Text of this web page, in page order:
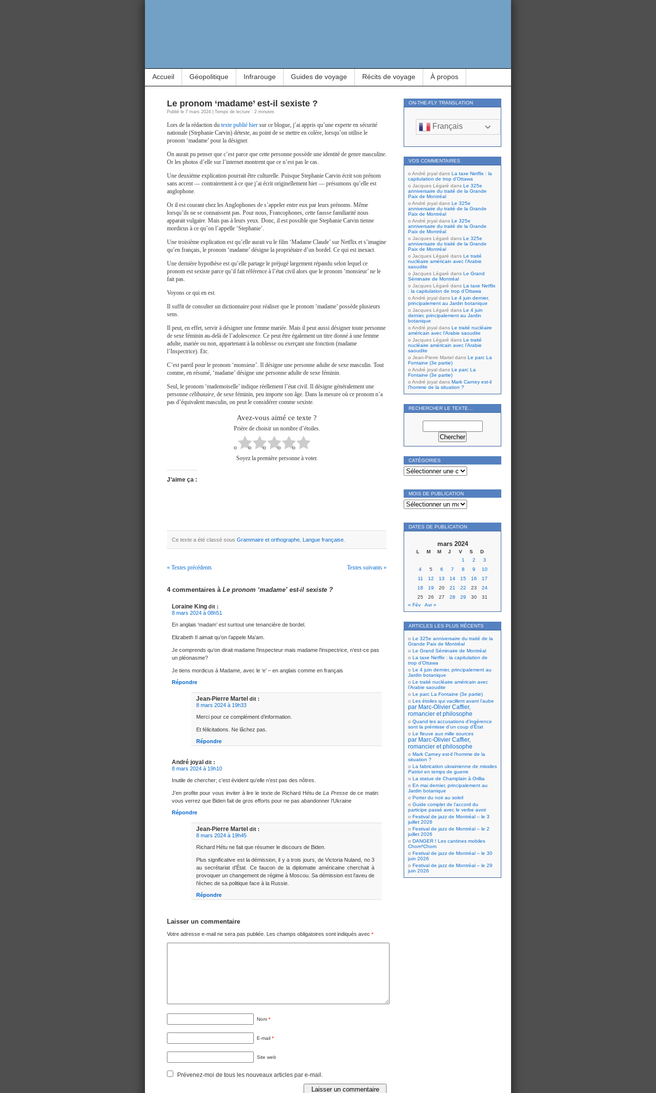
Accueil Géopolitique Infrarouge Guides de voyage Récits de voyage À propos
Le pronom ‘madame’ est-il sexiste ?
Publié le 7 mars 2024 | Temps de lecture : 2 minutes
Lors de la rédaction du texte publié hier sur ce blogue, j’ai appris qu’une experte en sécurité
nationale (Stephanie Carvin) déteste, au point de se mettre en colère, lorsqu’on utilise le
pronom ‘madame’ pour la désigner.
On aurait pu penser que c’est parce que cette personne possède une identité de genre masculine.
Or les photos d’elle sur l’internet montrent que ce n’est pas le cas.
Une deuxième explication pourrait être culturelle. Puisque Stephanie Carvin écrit son prénom
sans accent — contrairement à ce que j’ai écrit originellement hier — présumons qu’elle est
anglophone.
Or il est courant chez les Anglophones de s’appeler entre eux par leurs prénoms. Même
lorsqu’ils ne se connaissent pas. Pour nous, Francophones, cette fausse familiarité nous
apparait vulgaire. Mais pas à leurs yeux. Donc, il est possible que Stephanie Carvin tienne
mordicus à ce qu’on l’appelle ‘Stephanie’.
Une troisième explication est qu’elle aurait vu le film ‘Madame Claude’ sur Netflix et s’imagine
qu’en français, le pronom ‘madame’ désigne la propriétaire d’un bordel. Ce qui est inexact.
Une dernière hypothèse est qu’elle partage le préjugé largement répandu selon lequel ce
pronom est sexiste parce qu’il fait référence à l’état civil alors que le pronom ‘monsieur’ ne le
fait pas.
Voyons ce qui en est.
Il suffit de consulter un dictionnaire pour réaliser que le pronom ‘madame’ possède plusieurs
sens.
Il peut, en effet, servir à désigner une femme mariée. Mais il peut aussi désigner toute personne
de sexe féminin au-delà de l’adolescence. Ce peut être également un titre donné à une femme
adulte, mariée ou non, appartenant à la noblesse ou exerçant une fonction (madame
l’Inspectrice). Etc.
C’est pareil pour le pronom ‘monsieur’. Il désigne une personne adulte de sexe masculin. Tout
comme, en résumé, ‘madame’ désigne une personne adulte de sexe féminin.
Seul, le pronom ‘mademoiselle’ indique réellement l’état civil. Il désigne généralement une
personne célibataire, de sexe féminin, peu importe son âge. Dans la mesure où ce pronom n’a
pas d’équivalent masculin, on peut le considérer comme sexiste.
Avez-vous aimé ce texte ?
Prière de choisir un nombre d’étoiles.
Soyez la première personne à voter.
J’aime ça :
Ce texte a été classé sous Grammaire et orthographe Langue française
« Textes précédents Textes suivants »
4 commentaires à Le pronom ‘madame’ est-il sexiste ?
Loraine King dit :
8 mars 2024 à 08h51
En anglais ‘madam’ est surtout une tenancière de bordel.
Elizabeth II aimait qu’on l’appele Ma’am.
Je comprends qu’on dirait madame l’inspecteur mais madame l’inspectrice, n’est-ce pas
un pléonasme?
Je tiens mordicus à Madame, avec le ‘e’ – en anglais comme en français
Répondre
Jean-Pierre Martel dit :
8 mars 2024 à 19h33
Merci pour ce complément d’information.
Et félicitations. Ne lâchez pas.
Répondre
André joyal dit :
8 mars 2024 à 19h10
Inutile de chercher; c’est évident qu’elle n’est pas des nôtres.
J’en profite pour vous inviter à lire le texte de Richard Hétu deLa Pressede ce matin:
vous verrez que Biden fait de gros efforts pour ne pas abandonner l’Ukraine
Répondre
Jean-Pierre Martel dit :
8 mars 2024 à 19h45
Richard Hétu ne fait que résumer le discours de Biden.
Plus significative est la démission, il y a trois jours, de Victoria Nuland, no 3
au secrétariat d’État. Ce faucon de la diplomatie américaine cherchait à
provoquer un changement de régime à Moscou. Sa démission est l’aveu de
l’échec de sa politique face à la Russie.
Répondre
Laisser un commentaire
Votre adresse e-mail ne sera pas publiée. Les champs obligatoires sont indiqués avec *
Nom *
E-mail *
Site web
Prévenez-moi de tous les nouveaux articles par e-mail.
ON-THE-FLY TRANSLATION
Français
VOS COMMENTAIRES
André joyal dans La taxe Netflix : la
capitulation de trop d’Ottawa
Jacques Légaré dans Le 325e
anniversaire du traité de la Grande
Paix de Montréal
André joyal dans Le 325e
anniversaire du traité de la Grande
Paix de Montréal
André joyal dans Le 325e
anniversaire du traité de la Grande
Paix de Montréal
Jacques Légaré dans Le 325e
anniversaire du traité de la Grande
Paix de Montréal
Jacques Légaré dans Le traité
nucléaire américain avec l’Arabie
saoudite
Jacques Légaré dans Le Grand
Séminaire de Montréal
Jacques Légaré dans La taxe Netflix
: la capitulation de trop d’Ottawa
André joyal dans Le 4 juin dernier,
principalement au Jardin botanique
Jacques Légaré dans Le 4 juin
dernier, principalement au Jardin
botanique
André joyal dans Le traité nucléaire
américain avec l’Arabie saoudite
Jacques Légaré dans Le traité
nucléaire américain avec l’Arabie
saoudite
Jean-Pierre Martel dans Le parc La
Fontaine (3e partie)
André joyal dans Le parc La
Fontaine (3e partie)
André joyal dans Mark Carney est-il
l’homme de la situation ?
RECHERCHER LE TEXTE…
CATÉGORIES
Catégories
MOIS DE PUBLICATION
Mois
de
publication
DATES DE PUBLICATION
mars 2024
L M M J V S
D
1
2
3
4
5 6 7 8 9
10
11
12 13 14 15 16
17
18
19 20 21 22 23
24
25
26 27 28 29 30
31
« Fév
Avr »
ARTICLES LES PLUS RÉCENTS
Le 325e anniversaire du traité de la
Grande Paix de Montréal
Le Grand Séminaire de Montréal
La taxe Netflix : la capitulation de
trop d’Ottawa
Le 4 juin dernier, principalement au
Jardin botanique
Le traité nucléaire américain avec
l’Arabie saoudite
Le parc La Fontaine (3e partie)
Les étoiles qui vacillent avant l’aube
par Marc-Olivier Caffier,
romancier et philosophe
Quand les accusations d’ingérence
sont la prémisse d’un coup d’État
Le fleuve aux mille sources
par Marc-Olivier Caffier,
romancier et philosophe
Mark Carney est-il l’homme de la
situation ?
La fabrication ukrainienne de missiles
Patriot en temps de guerre
La statue de Champlain à Orillia
En mai dernier, principalement au
Jardin botanique
Porter du noir au soleil
Guide complet de l’accord du
participe passé avec le verbe avoir
Festival de jazz de Montréal – le 3
juillet 2026
Festival de jazz de Montréal – le 2
juillet 2026
DANGER ! Les cantines mobiles
Chom*Chom
Festival de jazz de Montréal – le 30
juin 2026
Festival de jazz de Montréal – le 29
juin 2026